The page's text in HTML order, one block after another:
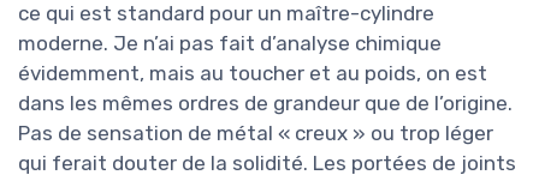
ce qui est standard pour un maître-cylindre
moderne. Je n’ai pas fait d’analyse chimique
évidemment, mais au toucher et au poids, on est
dans les mêmes ordres de grandeur que de l’origine.
Pas de sensation de métal « creux » ou trop léger
qui ferait douter de la solidité. Les portées de joints